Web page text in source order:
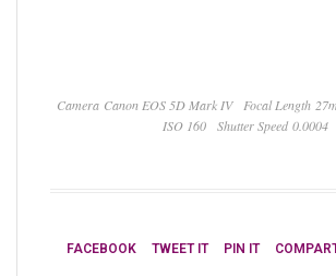
Camera Canon EOS 5D Mark IV Focal Length
ISO 160
Shutter Speed 0.0004
FACEBOOK TWEET IT PIN IT